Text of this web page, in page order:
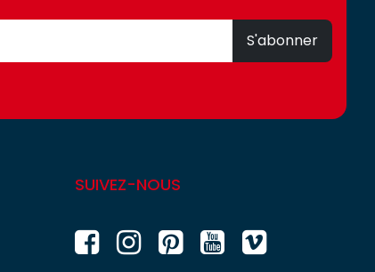
S'abonner
SUIVEZ-NOUS